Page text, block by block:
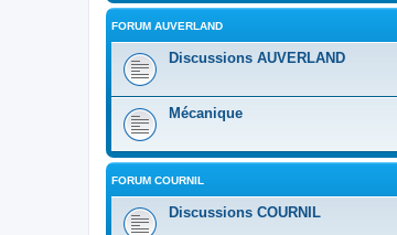
FORUM AUVERLAND
Discussions AUVERLAND
Mécanique
FORUM COURNIL
Discussions COURNIL